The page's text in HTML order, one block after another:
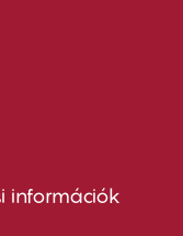
információk